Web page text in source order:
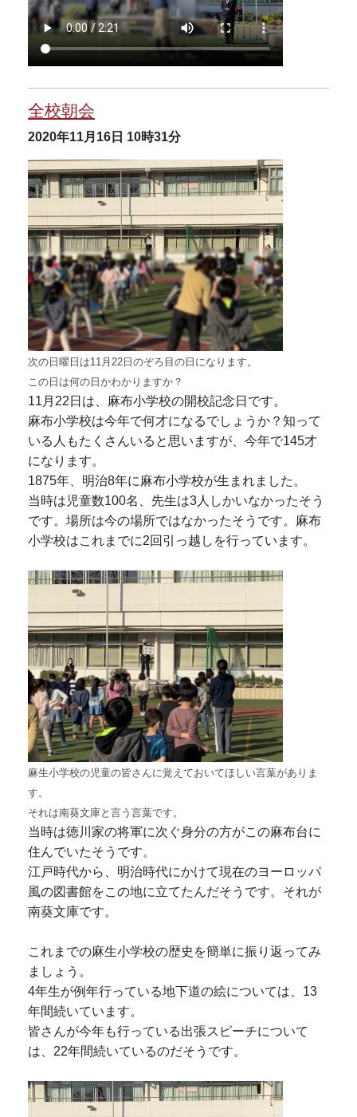
全校朝会
2020年11月16日 10時31分
次の日曜日は11月22日のぞろ目の日になります。
この日は何の日かわかりますか？
11月22日は、麻布小学校の開校記念日です。
麻布小学校は今年で何才になるでしょうか？知って
いる人もたくさんいると思いますが、今年で145才
になります。
1875年、明治8年に麻布小学校が生まれました。
当時は児童数100名、先生は3人しかいなかったそう
です。場所は今の場所ではなかったそうです。麻布
小学校はこれまでに2回引っ越しを行っています。
麻生小学校の児童の皆さんに覚えておいてほしい言葉がありま
す。
それは南葵文庫と言う言葉です。
当時は徳川家の将軍に次ぐ身分の方がこの麻布台に
住んでいたそうです。
江戸時代から、明治時代にかけて現在のヨーロッパ
風の図書館をこの地に立てたんだそうです。それが
南葵文庫です。
これまでの麻生小学校の歴史を簡単に振り返ってみ
ましょう。
4年生が例年行っている地下道の絵については、13
年間続いています。
皆さんが今年も行っている出張スピーチについて
は、22年間続いているのだそうです。